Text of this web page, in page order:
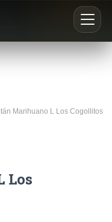
Marihuano L Los Cogollitos
Los